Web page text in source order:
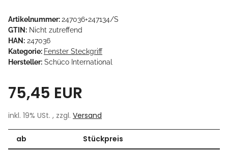
Artikelnummer:247036+247134/S
GTIN: Nicht zutreffend
HAN: 247036
Kategorie: Fenster Steckgriff
Hersteller: Schüco International
75,45 EUR
inkl. 19% USt. , zzgl. Versand
ab
Stückpreis